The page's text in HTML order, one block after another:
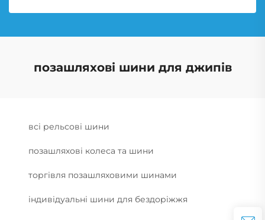
позашляхові шини для джипів
всі рельсові шини
позашляхові колеса та шини
торгівля позашляховими шинами
індивідуальні шини для бездоріжжя